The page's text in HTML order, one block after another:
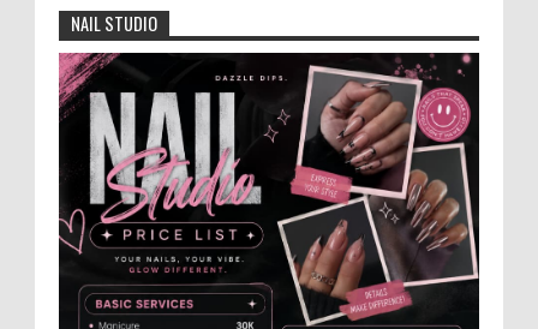
Kabupaten Jember 2026-2031
Jajaran Dewan Pengurus DPC Kabupaten
Jember 2025-2031, saat foto bersama
usai acara pelantikan di Gedung Jember Nusantara,
Selasa 28 Juli 2...
Anggota Karang Taruna Urunan Demi
Nobar Indonesia Lawan Vietnam
Pertandingan sepakbola antara Tim
Indonesia dan Vietnam tidak dilewatkan
begitu saha oleh penggemar bola, termasuk karang
NAIL STUDIO